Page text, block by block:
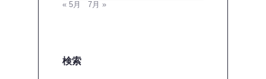
« 5月
7月 »
検索